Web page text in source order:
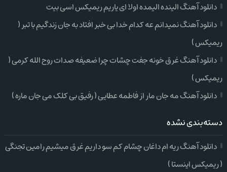
دانلود آهنگ الینده الیمده اولا ای یاریم ریمیکس اسی بیت
دانلود آهنگ نمیدانم عه کدام خدا بی خبر افتاد به جان زندگیم با تبر (
ریمیکس )
دانلود آهنگ غرق خونه جفت چشات چرا ضعیفه صدات روح الله کرمی (
ریمیکس )
دانلود آهنگ مه جان مار از فاطمه عطایی ( رفیق بی کلک می جان ماره )
دسته‌بندی نشده
دانلود آهنگ ریه ام داغان چشام کم سو داریم غرق میشیم رامین تجنگی
( ریمیکس اینستا )